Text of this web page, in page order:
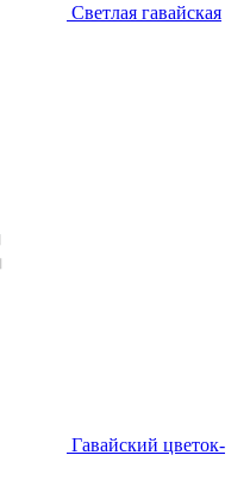
Светлая гавайская
Гавайский цветок-